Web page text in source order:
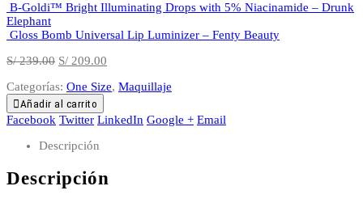
B-Goldi™ Bright Illuminating Drops with 5% Niacinamide – Drunk
Elephant
Gloss Bomb Universal Lip Luminizer – Fenty Beauty
S/239.00 El
original
era:
S/ 239.00.
S/ 209.00
actual
S/ 209.00.
Categorías: One Size, Maquillaje
Añadir al carrito
Facebook Twitter LinkedIn Google + Email
Descripción
Descripción